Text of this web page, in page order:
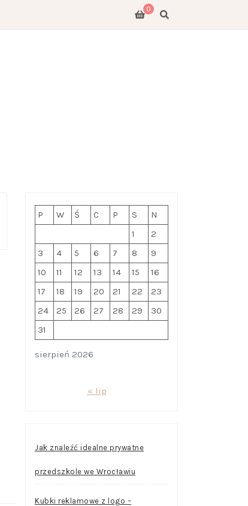
0
sierpień 2026
P W Ś C P S
N
1
2
3
4 5 6 7 8
9
10
11 12 13 14 15
16
17
18 19 20 21 22
23
24
25 26 27 28 29
30
31
« lip
Jak znaleźć idealne prywatne
przedszkole we Wrocławiu
Kubki reklamowe z logo –